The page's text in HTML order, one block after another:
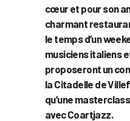
cœur et pour son
charmant
le temps d’un
musiciens italiens
proposeront un
la Citadelle de
qu’une
avec Coartjazz.